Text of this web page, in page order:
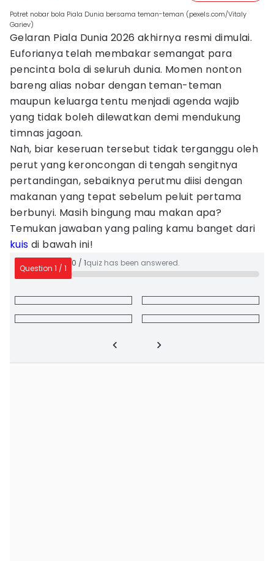
Potret nobar bola Piala Dunia bersama teman-teman (pexels.com/Vitaly
Gariev)
Gelaran Piala Dunia 2026 akhirnya resmi dimulai.
Euforianya telah membakar semangat para
pencinta bola di seluruh dunia. Momen nonton
bareng alias nobar dengan teman-teman
maupun keluarga tentu menjadi agenda wajib
yang tidak boleh dilewatkan demi mendukung
timnas jagoan.
Nah, biar keseruan tersebut tidak terganggu oleh
perut yang keroncongan di tengah sengitnya
pertandingan, sebaiknya perutmu diisi dengan
makanan yang tepat sebelum peluit pertama
berbunyi. Masih bingung mau makan apa?
Temukan jawaban yang paling kamu banget dari
kuis di bawah ini!
Question 1 / 1
0 / 1quiz has been answered.